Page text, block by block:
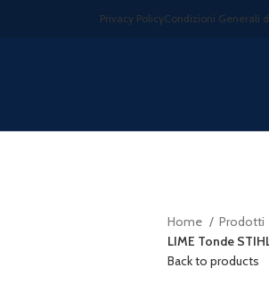
Privacy PolicyCondizioni Generali
Home Prodotti
LIME Tonde
Back to products